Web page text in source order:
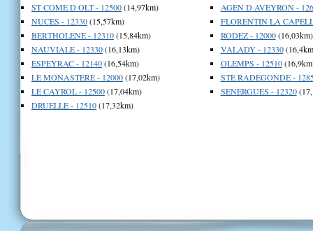
ST COME D OLT - 12500(14,97km)
NUCES - 12330(15,57km)
BERTHOLENE - 12310(15,84km)
NAUVIALE - 12330(16,13km)
ESPEYRAC - 12140(16,54km)
LE MONASTERE - 12000(17,02km)
LE CAYROL - 12500(17,04km)
DRUELLE - 12510(17,32km)
AGEN D AVEYRON -
FLORENTIN LA
RODEZ - 12000(16,03km)
VALADY - 12330
OLEMPS - 12510
STE RADEGONDE -
SENERGUES - 12320